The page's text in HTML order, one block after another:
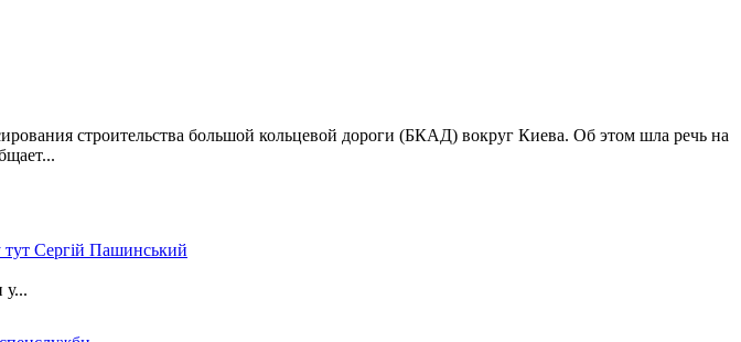
строительства большой кольцевой дороги (БКАД) вокруг Киева. Об этом шла речь на
Сергій Пашинський
у...